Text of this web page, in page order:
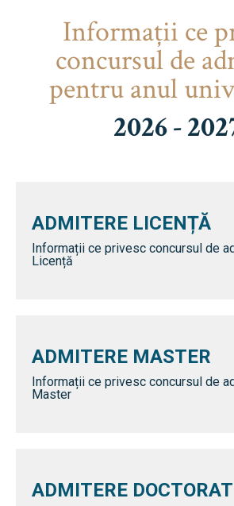
Informaţii ce
concursul de
pentru anul
2026 -
ADMITERE LICENȚĂ
Informații ce privesc concursul de
Licență
ADMITERE MASTER
Informații ce privesc concursul de
Master
ADMITERE DOCTORAT